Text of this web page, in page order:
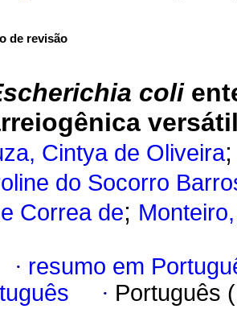
de revisão
coli
Cintya de Oliveira
do Socorro
Correa de;
· resumo em
· Português